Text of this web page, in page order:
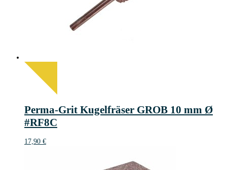
Perma-Grit Kugelfräser GROB 10 mm Ø
#RF8C
17,90 €